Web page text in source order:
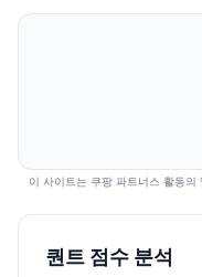
2026.07.28
53305540
2026.07.31
4900 5240
이 사이트는 쿠팡 파트너스 활동의
퀀트 점수 분석